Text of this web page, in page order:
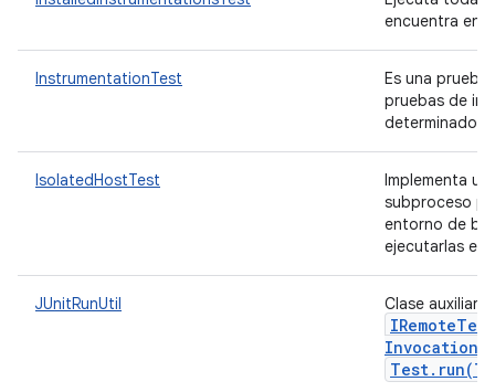
encuentra en
InstrumentationTest
Es una
pruebas de
determinado.
IsolatedHostTest
Implementa
subproceso
entorno de
ejecutarlas en
JUnitRunUtil Clase auxiliar
IRemoteTest
Invocation
Test. run(